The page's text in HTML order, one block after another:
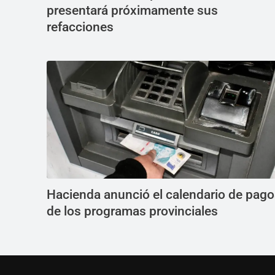
presentará próximamente sus
refacciones
Hacienda anunció el calendario de
de los programas provinciales